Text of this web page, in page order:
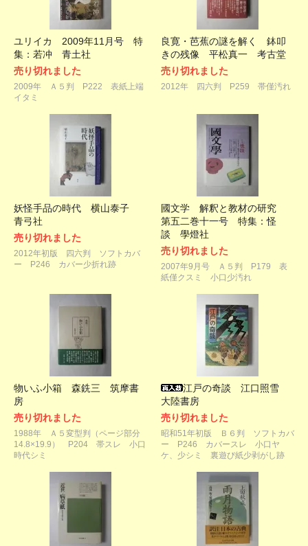
ユリイカ 2009年11月号 特
集：若冲 青土社
売り切れました
2009年 Ａ５判 P222 表紙上端
イタミ
良寛・芭蕉の謎を解く 鉢叩
きの残像 平松真一 考古堂
売り切れました
2012年 四六判 P259 帯僅汚れ
妖怪手品の時代 横山泰子
青弓社
売り切れました
2012年初版 四六判 ソフトカバ
ー P246 カバー少折れ跡
國文学 解釈と教材の研究
第五二巻十一号 特集：怪
談 學燈社
売り切れました
2007年9月号 Ａ５判 P179 表
紙僅クスミ 小口少汚れ
物いふ小箱 森銑三 筑摩書
房
売り切れました
1988年 Ａ５変型判（ページ部分
14.8×19.9） P204 帯スレ 小口
時代シミ
江戸の奇談 江口照雪
大陸書房
売り切れました
昭和51年初版 Ｂ６判 ソフトカバ
ー P246 カバースレ 小口ヤ
ケ、少シミ 裏遊び紙少剥がし跡